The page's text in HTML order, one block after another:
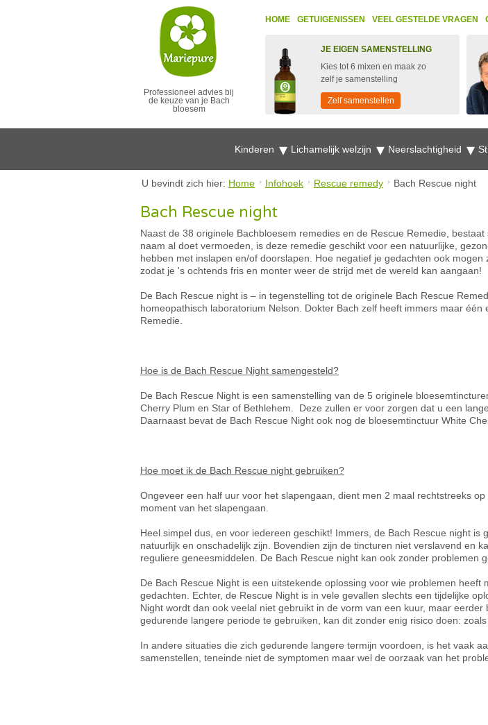
Professioneel advies bij
de keuze van je Bach
bloesem
HOME GETUIGENISSEN VEEL GESTELDE VRAGEN
JE EIGEN SAMENSTELLING
Kies tot 6 mixen en maak zo
zelf je samenstelling
Zelf samenstellen
Kinderen Lichamelijk welzijn Neerslachtigheid
U bevindt zich hier: Home Infohoek Rescue remedy Bach Rescue night
Bach Rescue night
Naast de 38 originele Bachbloesem remedies en de Rescue Remedie,
naam al doet vermoeden, is deze remedie geschikt voor een natuurlijke,
hebben met inslapen en/of doorslapen. Hoe negatief je gedachten ook
zodat je 's ochtends fris en monter weer de strijd met de wereld kan aangaan!
De Bach Rescue night is – in tegenstelling tot de originele Bach Rescue
homeopathisch laboratorium Nelson. Dokter Bach zelf heeft immers maar
Remedie.
Hoe is de Bach Rescue Night samengesteld?
De Bach Rescue Night is een samenstelling van de 5 originele
Cherry Plum en Star of Bethlehem. Deze zullen er voor zorgen dat u een
Daarnaast bevat de Bach Rescue Night ook nog de bloesemtinctuur White
Hoe moet ik de Bach Rescue night gebruiken?
Ongeveer een half uur voor het slapengaan, dient men 2 maal rechtstreeks
moment van het slapengaan.
Heel simpel dus, en voor iedereen geschikt! Immers, de Bach Rescue night is
natuurlijk en onschadelijk zijn. Bovendien zijn de tincturen niet verslavend en
reguliere geneesmiddelen. De Bach Rescue night kan ook zonder problemen
De Bach Rescue Night is een uitstekende oplossing voor wie problemen
gedachten. Echter, de Rescue Night is in vele gevallen slechts een tijdelijke
Night wordt dan ook veelal niet gebruikt in de vorm van een kuur, maar
gedurende langere periode te gebruiken, kan dit zonder enig risico doen:
In andere situaties die zich gedurende langere termijn voordoen, is het vaak
samenstellen, teneinde niet de symptomen maar wel de oorzaak van het